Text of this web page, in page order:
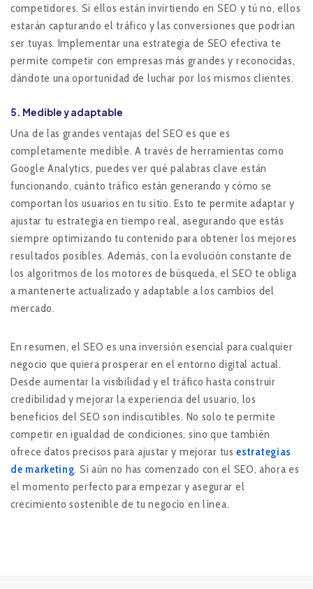
competidores. Si ellos están invirtiendo en SEO y tú no, ellos
estarán capturando el tráfico y las conversiones que podrían
ser tuyas. Implementar una estrategia de SEO efectiva te
permite competir con empresas más grandes y reconocidas,
dándote una oportunidad de luchar por los mismos clientes.
5. Medible y adaptable
Una de las grandes ventajas del SEO es que es
completamente medible. A través de herramientas como
Google Analytics, puedes ver qué palabras clave están
funcionando, cuánto tráfico están generando y cómo se
comportan los usuarios en tu sitio. Esto te permite adaptar y
ajustar tu estrategia en tiempo real, asegurando que estás
siempre optimizando tu contenido para obtener los mejores
resultados posibles. Además, con la evolución constante de
los algoritmos de los motores de búsqueda, el SEO te obliga
a mantenerte actualizado y adaptable a los cambios del
mercado.
En resumen, el SEO es una inversión esencial para cualquier
negocio que quiera prosperar en el entorno digital actual.
Desde aumentar la visibilidad y el tráfico hasta construir
credibilidad y mejorar la experiencia del usuario, los
beneficios del SEO son indiscutibles. No solo te permite
competir en igualdad de condiciones, sino que también
ofrece datos precisos para ajustar y mejorar tusestrategias
de marketing. Si aún no has comenzado con el SEO, ahora es
el momento perfecto para empezar y asegurar el
crecimiento sostenible de tu negocio en línea.